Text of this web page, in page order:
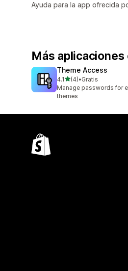
Ayuda para la app ofrecida
Más aplicaciones
Theme Access
4.1de 5 estrellas
(4)
4 reseñas en total
•Gratis
Manage passwords for
themes